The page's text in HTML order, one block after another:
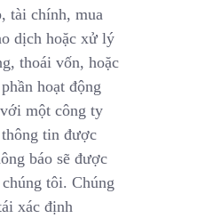
tài chính, mua
dịch hoặc xử lý
thoái vốn, hoặc
hoạt động
một công ty
tin được
báo sẽ được
tôi. Chúng
xác định